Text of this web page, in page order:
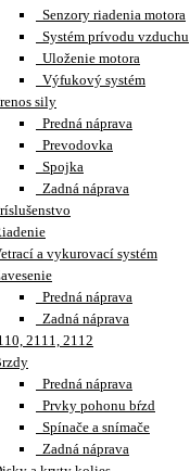
Senzory riadenia motora
Systém prívodu vzduchu
Uloženie motora
Výfukový systém
sily
Predná náprava
Prevodovka
Spojka
Zadná náprava
a vykurovací systém
Predná náprava
Zadná náprava
2111, 2112
Predná náprava
Prvky pohonu bŕzd
Spínače a snímače
Zadná náprava